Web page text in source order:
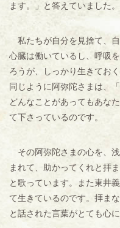
ます。」と答えていました。
私たちが自分を見捨て、
心臓は働いているし、呼吸
ろうが、しっかり生きてお
同じように阿弥陀さまは、
どんなことがあってもあな
て下さっているのです。
その阿弥陀さまの心を、
まれて、助かってくれと拝
と歌っています。また東井
て生きているのです。拝ま
と話された言葉がとても心